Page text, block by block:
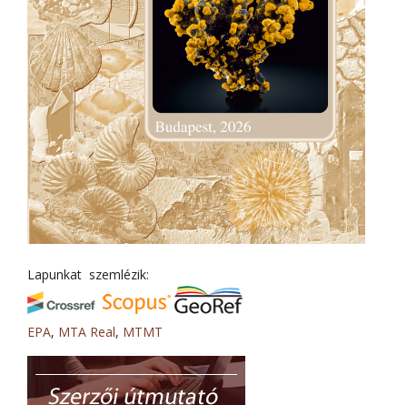
Lapunkat szemlézik:
EPA, MTA Real, MTMT